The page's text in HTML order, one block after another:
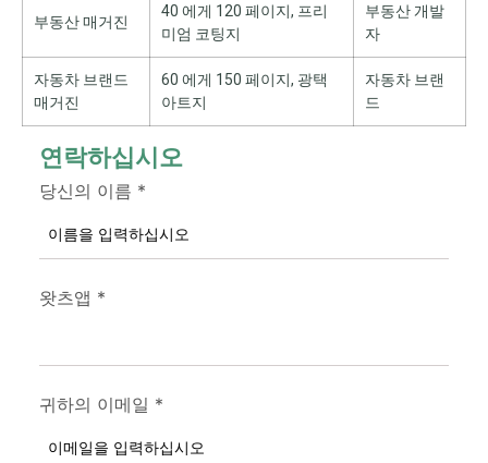
부동산 매거진
40 에게 120 페이지, 프리
미엄 코팅지
부동산 개발
자
자동차 브랜드
매거진
60 에게 150 페이지, 광택
아트지
자동차 브랜
드
연락하십시오
당신의 이름 *
왓츠앱 *
귀하의 이메일 *